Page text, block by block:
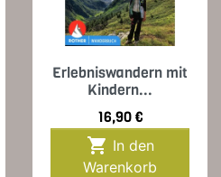
Erlebniswandern mit
Kindern...
Preis
16,90 €

Warenkorb